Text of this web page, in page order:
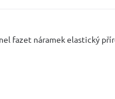
fazet náramek elastický